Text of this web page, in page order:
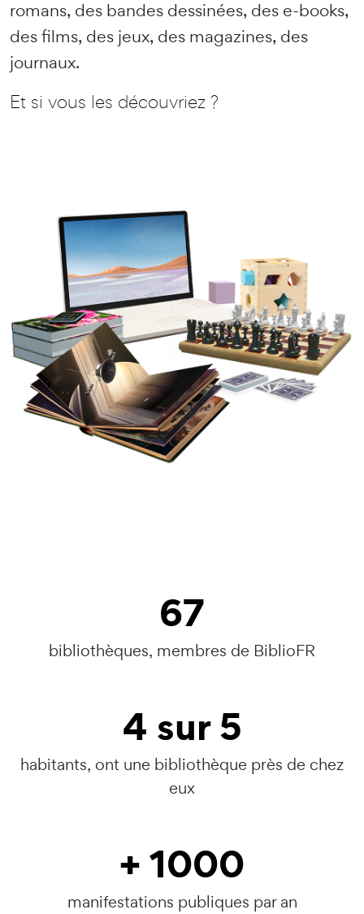
romans, des bandes dessinées, des e-books,
des films, des jeux, des magazines, des
journaux.
Et si vous les découvriez ?
67
bibliothèques, membres de BiblioFR
4 sur 5
habitants, ont une bibliothèque près de chez
eux
+1000
manifestations publiques par an